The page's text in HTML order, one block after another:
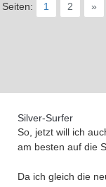
Seiten: 1 2 »
Silver-Surfer
So, jetzt will ich
am besten auf die
Da ich gleich die